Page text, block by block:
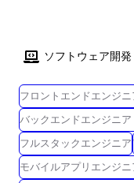
ソフトウェア開発
フロントエンドエンジニ
バックエンドエンジニア
フルスタックエンジニア
モバイルアプリエンジニ